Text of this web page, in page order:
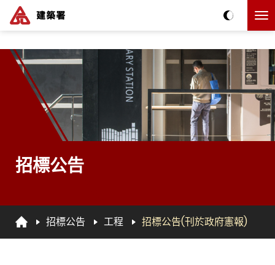
The detail of this page
招標公告
招標公告 工程 招標公告(刊於政府憲報)